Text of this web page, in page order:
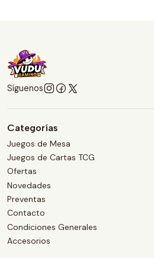
Síguenos
Categorías
Juegos de Mesa
Juegos de Cartas TCG
Ofertas
Novedades
Preventas
Contacto
Condiciones Generales
Accesorios